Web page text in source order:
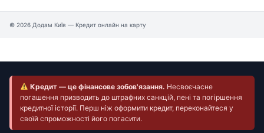
© 2026 Додам Київ — Кредит онлайн на карту
Кредит — це фінансове зобов'язання. Несвоєчасне
погашення призводить до штрафних санкцій, пені та погіршення
кредитної історії. Перш ніж оформити кредит, переконайтеся у
своїй спроможності його погасити.